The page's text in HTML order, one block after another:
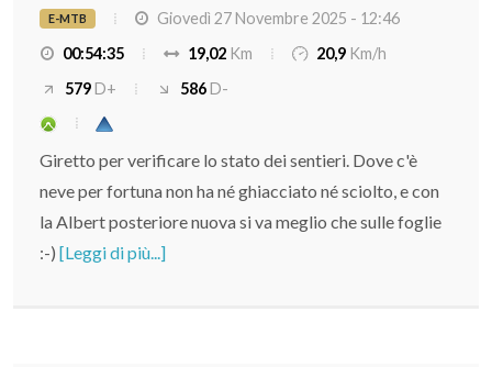
E-MTB
Giovedì 27 Novembre 2025 - 12:46
00:54:35
19,02 Km 20,9 Km/h
579D+ 586D-
Giretto per verificare lo stato dei sentieri. Dove c'è
neve per fortuna non ha né ghiacciato né sciolto, e con
la Albert posteriore nuova si va meglio che sulle foglie
:-) [Leggi di più...]